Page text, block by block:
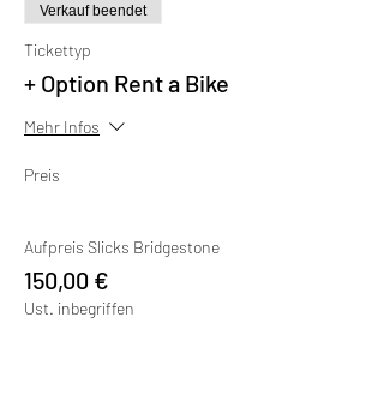
Verkauf beendet
Tickettyp
+ Option Rent a Bike
Mehr Infos
Preis
Aufpreis Slicks Bridgestone
150,00 €
Ust. inbegriffen